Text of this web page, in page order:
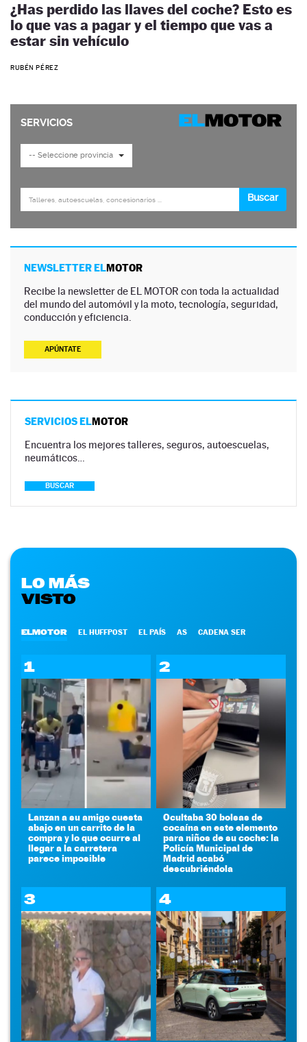
¿Has perdido las llaves del coche? Esto es
lo que vas a pagar y el tiempo que vas a
estar sin vehículo
RUBÉN PÉREZ
NEWSLETTER ELMOTOR
Recibe la newsletter de EL MOTOR con toda la actualidad
del mundo del automóvil y la moto, tecnología, seguridad,
conducción y eficiencia.
APÚNTATE
SERVICIOS ELMOTOR
Encuentra los mejores talleres, seguros, autoescuelas,
neumáticos…
BUSCAR
LO MÁS
VISTO
ELMOTOR EL HUFFPOST EL PAÍS AS CADENA SER
1
Lanzan a su amigo cuesta
abajo en un carrito de la
compra y lo que ocurre al
llegar a la carretera
parece imposible
2
Ocultaba 30 bolsas de
cocaína en este elemento
para niños de su coche: la
Policía Municipal de
Madrid acabó
descubriéndola
3 4